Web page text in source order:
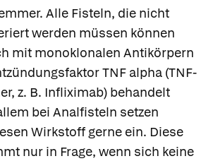
Alle Fisteln, die nicht
werden müssen können
mit monoklonalen Antikörpern
TNF alpha (TNF-
z. B. Infliximab) behandelt
bei Analfisteln setzen
Wirkstoff gerne ein. Diese
nur in Frage, wenn sich keine